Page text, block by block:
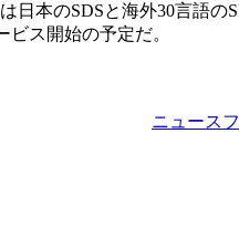
日本のSDSと海外30言語
ス開始の予定だ。
ニュース